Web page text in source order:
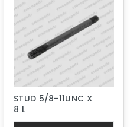
STUD 5/8-11UNC X
8 L